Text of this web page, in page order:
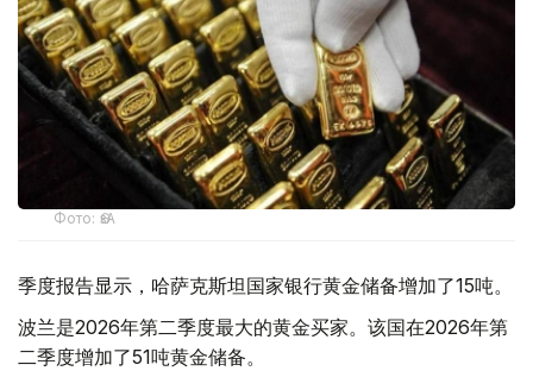
Фото: ӨзА
季度报告显示，哈萨克斯坦国家银行黄金储备增加了15吨。
波兰是2026年第二季度最大的黄金买家。该国在2026年第
二季度增加了51吨黄金储备。